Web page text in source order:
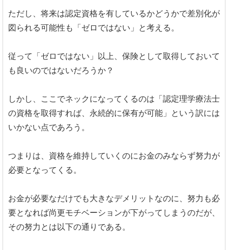
ただし、将来は認定資格を有しているかどうかで差別化が
図られる可能性も「ゼロではない」と考える。
従って「ゼロではない」以上、保険として取得しておいて
も良いのではないだろうか？
しかし、ここでネックになってくるのは「認定理学療法士
の資格を取得すれば、永続的に保有が可能」という訳には
いかない点であろう。
つまりは、資格を維持していくのにお金のみならず努力が
必要となってくる。
お金が必要なだけでも大きなデメリットなのに、努力も必
要となれば尚更モチベーションが下がってしまうのだが、
その努力とは以下の通りである。